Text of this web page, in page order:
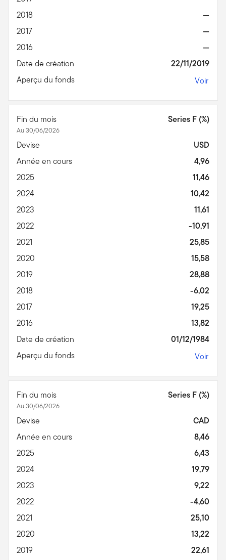
2018
—
2017
—
2016
—
Date de création
22/11/2019
Aperçu du fonds
Voir
Fin du mois
Au 30/06/2026
Series F (%)
Devise
USD
Année en cours
4,96
2025
11,46
2024
10,42
2023
11,61
2022
-10,91
2021
25,85
2020
15,58
2019
28,88
2018
-6,02
2017
19,25
2016
13,82
Date de création
01/12/1984
Aperçu du fonds
Voir
Fin du mois
Au 30/06/2026
Series F (%)
Devise
CAD
Année en cours
8,46
2025
6,43
2024
19,79
2023
9,22
2022
-4,60
2021
25,10
2020
13,22
2019
22,61